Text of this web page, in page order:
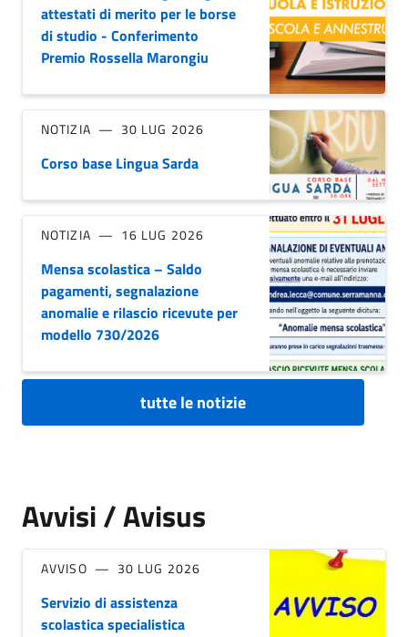
attestati di merito per le borse
di studio - Conferimento
Premio Rossella Marongiu
NOTIZIA 30 LUG 2026
Corso base Lingua Sarda
NOTIZIA 16 LUG 2026
Mensa scolastica – Saldo
pagamenti, segnalazione
anomalie e rilascio ricevute per
modello 730/2026
tutte le notizie
Avvisi / Avisus
AVVISO 30 LUG 2026
Servizio di assistenza
scolastica specialistica